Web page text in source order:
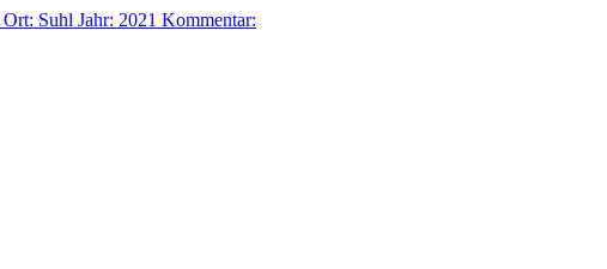
Ort: Suhl Jahr: 2021 Kommentar: